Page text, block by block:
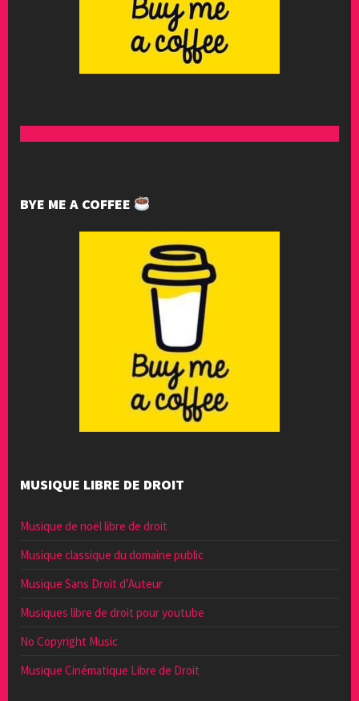
BYE ME A COFFEE
MUSIQUE LIBRE DE DROIT
Musique de noël libre de droit
Musique classique du domaine public
Musique Sans Droit d’Auteur
Musiques libre de droit pour youtube
No Copyright Music
Musique Cinématique Libre de Droit